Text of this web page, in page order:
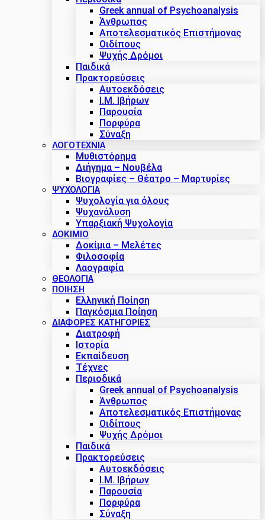
Greek annual of Psychoanalysis
Άνθρωπος
Αποτελεσματικός Επιστήμονας
Οιδίπους
Ψυχής Δρόμοι
Παιδικά
Πρακτoρεύσεις
Αυτοεκδόσεις
Ι.Μ. Ιβήρων
Παρουσία
Πορφύρα
Σύναξη
ΛΟΓΟΤΕΧΝΙΑ
Μυθιστόρημα
Διήγημα – Νουβέλα
Βιογραφίες – Θέατρο – Μαρτυρίες
ΨΥΧΟΛΟΓΙΑ
Ψυχολογία για όλους
Ψυχανάλυση
Υπαρξιακή Ψυχολογία
ΔΟΚΊΜΙΟ
Δοκίμια – Μελέτες
Φιλοσοφία
Λαογραφία
ΘΕΟΛΟΓΙΑ
ΠΟΙΗΣΗ
Ελληνική Ποίηση
Παγκόσμια Ποίηση
ΔΙΑΦΟΡΕΣ ΚΑΤΗΓΟΡΙΕΣ
Διατροφή
Ιστορία
Εκπαίδευση
Τέχνες
Περιοδικά
Greek annual of Psychoanalysis
Άνθρωπος
Αποτελεσματικός Επιστήμονας
Οιδίπους
Ψυχής Δρόμοι
Παιδικά
Πρακτoρεύσεις
Αυτοεκδόσεις
Ι.Μ. Ιβήρων
Παρουσία
Πορφύρα
Σύναξη